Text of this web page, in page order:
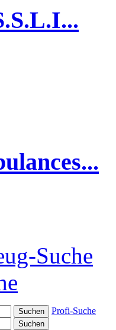
Suche
Profi-Suche